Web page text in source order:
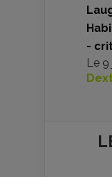
-
Le 9